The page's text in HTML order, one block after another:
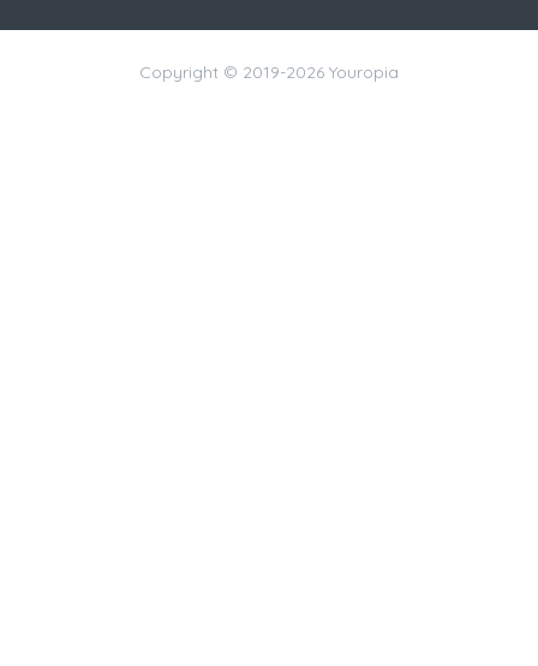
Copyright © 2019-2026 Youropia